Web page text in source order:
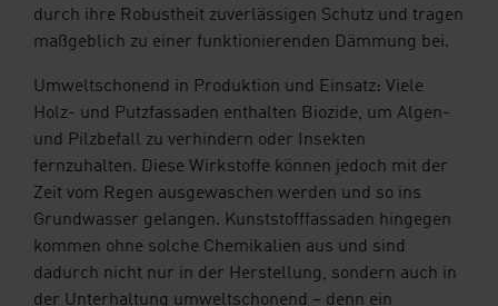
durch ihre Robustheit zuverlässigen Schutz und tragen
maßgeblich zu einer funktionierenden Dämmung bei.
Umweltschonend in Produktion und Einsatz: Viele
Holz- und Putzfassaden enthalten Biozide, um Algen-
und Pilzbefall zu verhindern oder Insekten
fernzuhalten. Diese Wirkstoffe können jedoch mit der
Zeit vom Regen ausgewaschen werden und so ins
Grundwasser gelangen. Kunststofffassaden hingegen
kommen ohne solche Chemikalien aus und sind
dadurch nicht nur in der Herstellung, sondern auch in
der Unterhaltung umweltschonend – denn ein